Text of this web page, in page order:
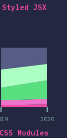
Styled JSX
2020
CSS Modules